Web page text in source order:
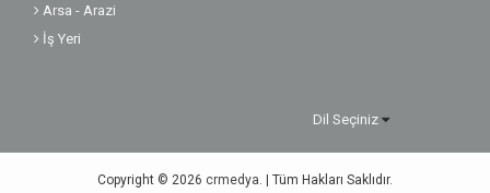
Arsa - Arazi
İş Yeri
Dil Seçiniz
Copyright © 2026 crmedya. | Tüm Hakları Saklıdır.